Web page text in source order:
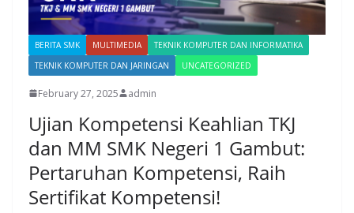
BERITA SMK MULTIMEDIA
TEKNIK KOMPUTER DAN INFORMATIKA
TEKNIK KOMPUTER DAN JARINGAN
UNCATEGORIZED
February 27, 2025 admin
Ujian Kompetensi Keahlian TKJ
dan MM SMK Negeri 1 Gambut:
Pertaruhan Kompetensi, Raih
Sertifikat Kompetensi!